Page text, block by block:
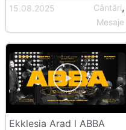
15.08.2025 Cântări,
Mesaje
Ekklesia Arad l ABBA